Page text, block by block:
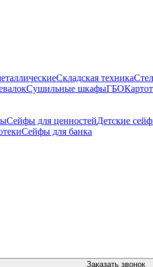
Складская техника
Сушильные шкафыГБО
Сейфы для ценностейДетские
Сейфы для банка
Заказать звонок